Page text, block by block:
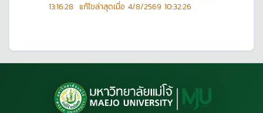
13:16:28 แก้ไขล่าสุดเมื่อ 4/8/2569 10:32:26